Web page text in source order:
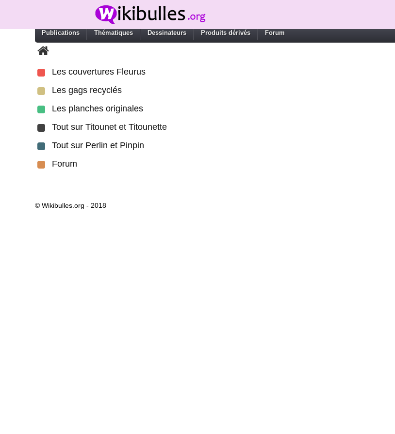
Publications Thématiques Dessinateurs Produits dérivés Forum
Les couvertures Fleurus
Les gags recyclés
Les planches originales
Tout sur Titounet et Titounette
Tout sur Perlin et Pinpin
Forum
© Wikibulles.org - 2018